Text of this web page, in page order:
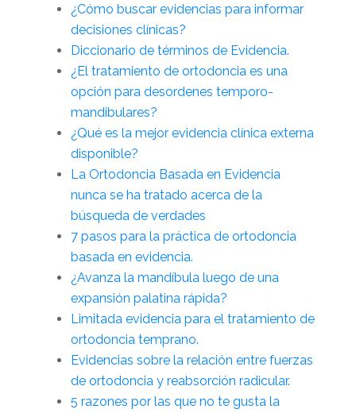
¿Cómo buscar evidencias para informar
decisiones clínicas?
Diccionario de términos de Evidencia.
¿El tratamiento de ortodoncia es una
opción para desordenes temporo-
mandibulares?
¿Qué es la mejor evidencia clínica externa
disponible?
La Ortodoncia Basada en Evidencia
nunca se ha tratado acerca de la
búsqueda de verdades
7 pasos para la práctica de ortodoncia
basada en evidencia.
¿Avanza la mandíbula luego de una
expansión palatina rápida?
Limitada evidencia para el tratamiento de
ortodoncia temprano.
Evidencias sobre la relación entre fuerzas
de ortodoncia y reabsorción radicular.
5 razones por las que no te gusta la